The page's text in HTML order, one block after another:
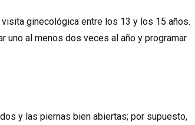
ginecológica entre los 13 y los 15 años.
uno al menos dos veces al año y programar
y las piernas bien abiertas; por supuesto,